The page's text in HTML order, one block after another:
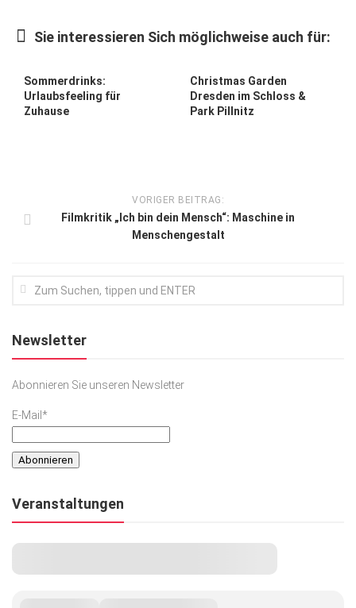
Ausflug & Reise
Podcast
Sie interessieren Sich möglichweise auch für:
Sommerdrinks:
Urlaubsfeeling für
Zuhause
Christmas Garden
Dresden im Schloss &
Park Pillnitz
VORIGER BEITRAG:
Filmkritik „Ich bin dein Mensch“: Maschine in
Menschengestalt
Newsletter
Abonnieren Sie unseren Newsletter
E-Mail*
Veranstaltungen